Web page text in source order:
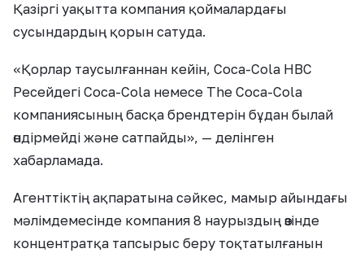
Қазіргі уақытта компания қоймалардағы
сусындардың қорын сатуда.
«Қорлар таусылғаннан кейін, Coca-Cola HBC
Ресейдегі Coca-Cola немесе The Coca-Cola
компаниясының басқа брендтерін бұдан былай
өндірмейді және сатпайды», — делінген
хабарламада.
Агенттіктің ақпаратына сәйкес, мамыр айындағы
мәлімдемесінде компания 8 наурыздың өзінде
концентратқа тапсырыс беру тоқтатылғанын